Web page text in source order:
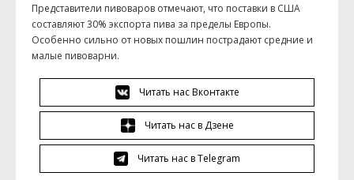
Представители пивоваров отмечают, что поставки в США
составляют 30% экспорта пива за пределы Европы.
Особенно сильно от новых пошлин пострадают средние и
малые пивоварни.
Читать нас Вконтакте
Читать нас в Дзене
Читать нас в Telegram